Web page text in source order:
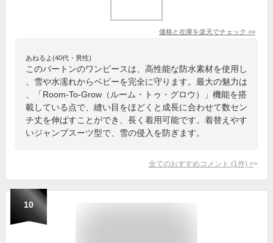
価格と在庫を楽天でチェック >>
あねるよ(40代・男性)
このバートンのワンピースは、高性能な防水素材を使用し
、雪や水濡れからベビーを完全に守ります。最大の魅力は
、「Room-To-Grow（ルーム・トゥ・グロウ）」機能を搭
載している点で、縫い目をほどくと成長に合わせて数セン
チ丈を伸ばすことができ、長く着用可能です。着替えやす
いジャンプスーツ型で、雪の侵入を防ぎます。
全てのおすすめコメント (1 件) >
10